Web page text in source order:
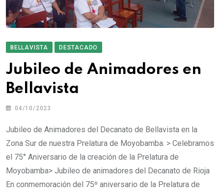
BELLAVISTA DESTACADO
Jubileo de Animadores en
Bellavista
04/10/2023
Jubileo de Animadores del Decanato de Bellavista en la
Zona Sur de nuestra Prelatura de Moyobamba. > Celebramos
el 75° Aniversario de la creación de la Prelatura de
Moyobamba> Jubileo de animadores del Decanato de Rioja
En conmemoración del 75º aniversario de la Prelatura de